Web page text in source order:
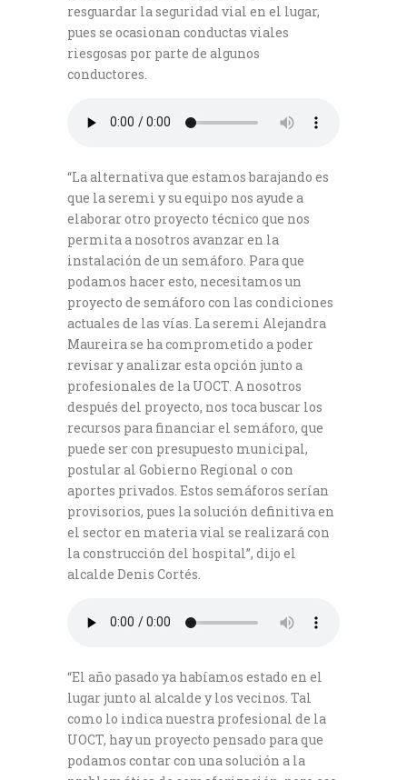
resguardar la seguridad vial en el lugar,
pues se ocasionan conductas viales
riesgosas por parte de algunos
conductores.
“La alternativa que estamos barajando es
que la seremi y su equipo nos ayude a
elaborar otro proyecto técnico que nos
permita a nosotros avanzar en la
instalación de un semáforo. Para que
podamos hacer esto, necesitamos un
proyecto de semáforo con las condiciones
actuales de las vías. La seremi Alejandra
Maureira se ha comprometido a poder
revisar y analizar esta opción junto a
profesionales de la UOCT. A nosotros
después del proyecto, nos toca buscar los
recursos para financiar el semáforo, que
puede ser con presupuesto municipal,
postular al Gobierno Regional o con
aportes privados. Estos semáforos serían
provisorios, pues la solución definitiva en
el sector en materia vial se realizará con
la construcción del hospital”, dijo el
alcalde Denis Cortés.
“El año pasado ya habíamos estado en el
lugar junto al alcalde y los vecinos. Tal
como lo indica nuestra profesional de la
UOCT, hay un proyecto pensado para que
podamos contar con una solución a la